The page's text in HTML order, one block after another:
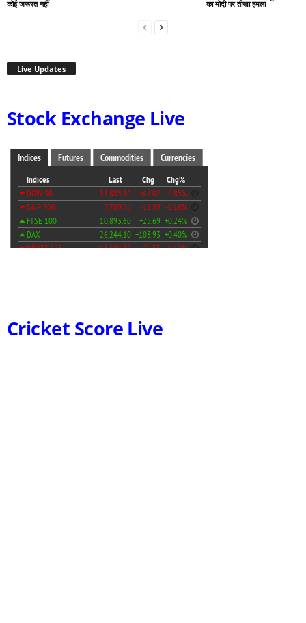
कोई जरूरत नहीं
का मोदी पर तीखा हमला
Live Updates
Stock Exchange Live
Cricket Score Live